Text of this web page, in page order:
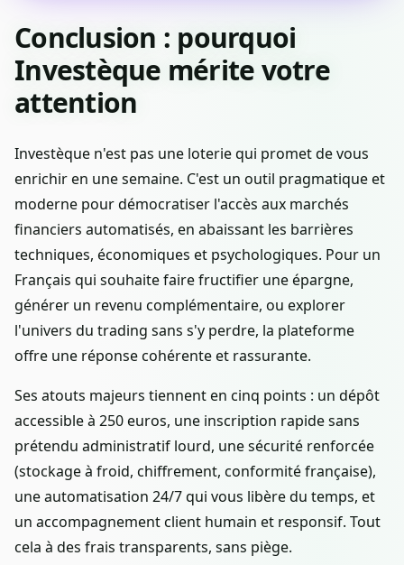
Conclusion : pourquoi
Investèque mérite votre
attention
Investèque n'est pas une loterie qui promet de vous
enrichir en une semaine. C'est un outil pragmatique et
moderne pour démocratiser l'accès aux marchés
financiers automatisés, en abaissant les barrières
techniques, économiques et psychologiques. Pour un
Français qui souhaite faire fructifier une épargne,
générer un revenu complémentaire, ou explorer
l'univers du trading sans s'y perdre, la plateforme
offre une réponse cohérente et rassurante.
Ses atouts majeurs tiennent en cinq points : un dépôt
accessible à 250 euros, une inscription rapide sans
prétendu administratif lourd, une sécurité renforcée
(stockage à froid, chiffrement, conformité française),
une automatisation 24/7 qui vous libère du temps, et
un accompagnement client humain et responsif. Tout
cela à des frais transparents, sans piège.